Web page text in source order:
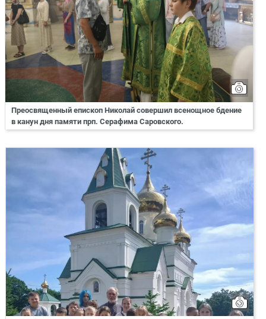
Преосвященный епископ Николай совершил всенощное бдение
в канун дня памяти прп. Серафима Саровского.